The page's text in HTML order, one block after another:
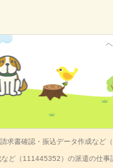
求書確認・振込データ作成など
ど（111445352）の派遣の仕事